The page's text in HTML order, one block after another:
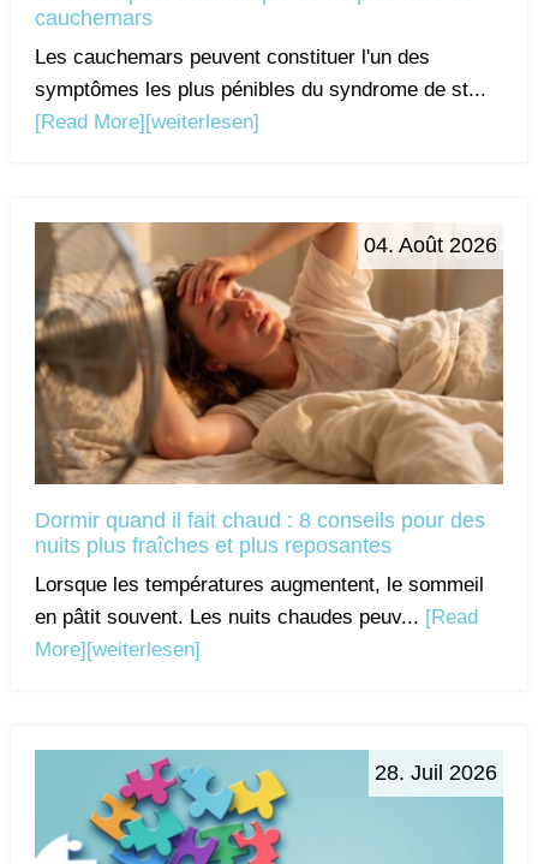
cauchemars
Les cauchemars peuvent constituer l'un des
symptômes les plus pénibles du syndrome de st...
[Read More] [weiterlesen]
04. Août 2026
Dormir quand il fait chaud : 8 conseils pour des
nuits plus fraîches et plus reposantes
Lorsque les températures augmentent, le sommeil
en pâtit souvent. Les nuits chaudes peuv... [Read
More] [weiterlesen]
28. Juil 2026